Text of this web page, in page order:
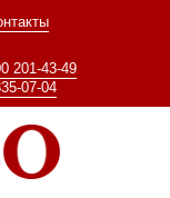
201-43-49
07-04